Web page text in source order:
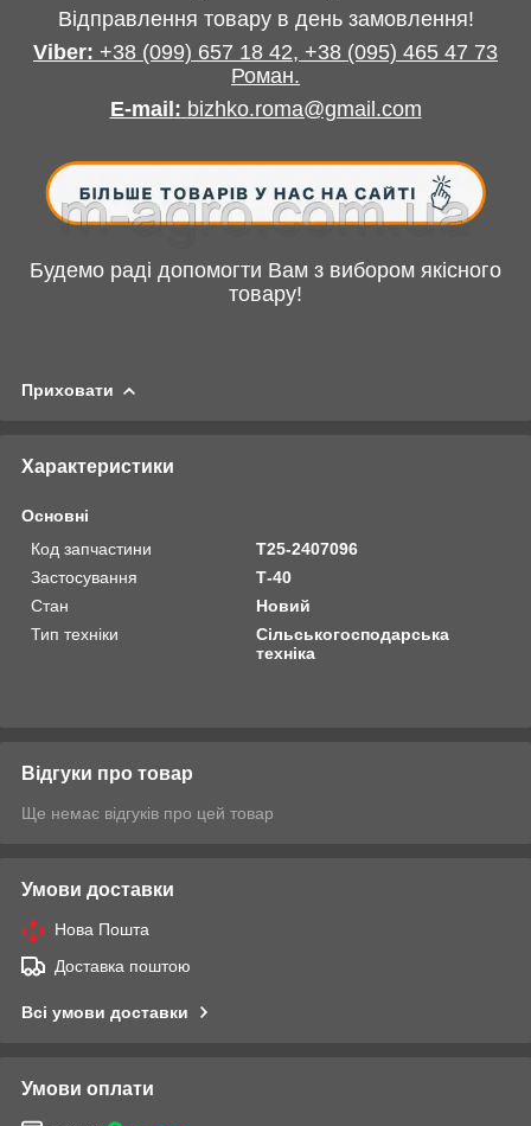
Відправлення товару в день замовлення!
Viber: +38 (099) 657 18 42, +38 (095) 465 47 73
Роман.
E-mail : bizhko.roma@gmail.com
Будемо раді допомогти Вам з вибором якісного
товару!
Приховати
Характеристики
Основні
Код запчастини
Т25-2407096
Застосування
Т-40
Стан
Новий
Тип техніки
Сільськогосподарська
техніка
Відгуки про товар
Ще немає відгуків про цей товар
Умови доставки
Нова Пошта
Доставка поштою
Всі умови доставки
Умови оплати